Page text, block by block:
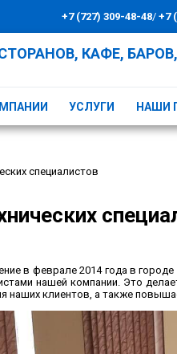
+7 (727) 309-48-48/+7
КАФЕ, БАРОВ,
УСЛУГИ НАШИ
специалистов
в феврале 2014 года в
нашей компании. Это
наших клиентов, а также